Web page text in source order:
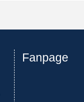
Fanpage